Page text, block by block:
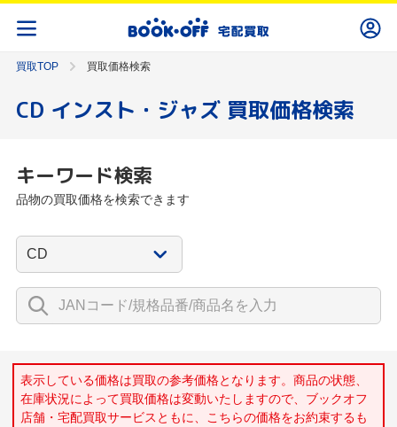
買取TOP 買取価格検索
CD インスト・ジャズ 買取価格検索
キーワード検索
品物の買取価格を検索できます
表示している価格は買取の参考価格となります。商品の状態、
在庫状況によって買取価格は変動いたしますので、ブックオフ
店舗・宅配買取サービスともに、こちらの価格をお約束するも